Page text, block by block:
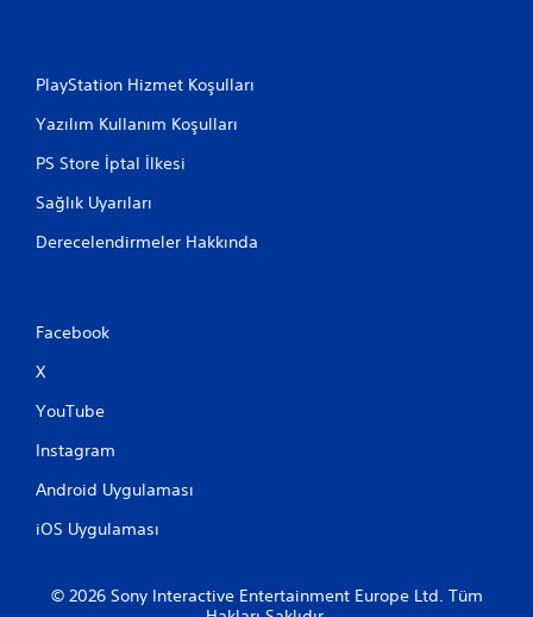
PlayStation Hizmet Koşulları
Yazılım Kullanım Koşulları
PS Store İptal İlkesi
Sağlık Uyarıları
Derecelendirmeler Hakkında
Facebook
X
YouTube
Instagram
Android Uygulaması
iOS Uygulaması
© 2026 Sony Interactive Entertainment Europe Ltd. Tüm